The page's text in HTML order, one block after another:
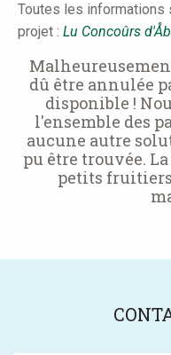
Toutes les informations
projet : Lu Concoûrs
dû être annulée
disponible !
l'ensemble des
aucune autre
pu être trouvée.
petits